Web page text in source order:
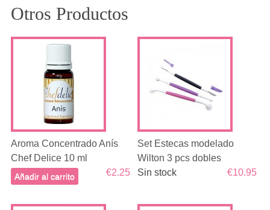
Otros Productos
Aroma Concentrado Anís
Chef Delice 10 ml
€2.25
Añadir al carrito
Set Estecas modelado
Wilton 3 pcs dobles
€10.95
Sin stock